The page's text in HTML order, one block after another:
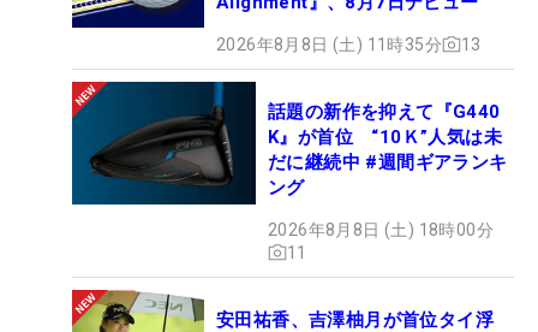
2026年8月8日 (土) 11時35分 13
話題の新作を抑えて『G440
K』が首位 “10Ｋ”人気は未
だに継続中 #週間ギアランキ
ング
2026年8月8日 (土) 18時00分
11
安田祐香、吉澤柚月が首位タイ浮